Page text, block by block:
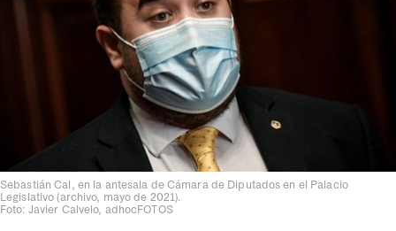
Sebastián Cal, en la antesala de Cámara de Diputados en el Palacio
Legislativo (archivo, mayo de 2021).
Foto: Javier Calvelo, adhocFOTOS